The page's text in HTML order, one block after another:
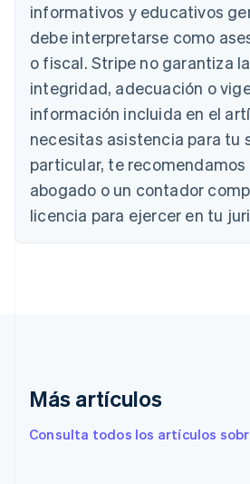
informativos y educativos
debe interpretarse como
o fiscal. Stripe no garantiza
integridad, adecuación o
información incluida en el
necesitas asistencia para tu
particular, te recomendamos
abogado o un contador
licencia para ejercer en tu
Más artículos
Consulta todos los artículos
English
Austria
DeutschEnglish
Bélgica
Nederlands FrançaisDeutschEnglish
Brasil
Bulgaria
English
Canadá
EnglishFrançais
China continental
Eslovaquia
Eslovenia